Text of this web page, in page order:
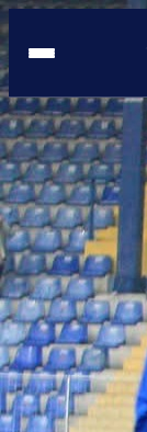
1995. GODINA
17:22,
DANI
godine